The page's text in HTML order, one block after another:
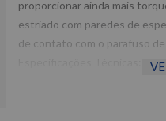
proporcionar ainda mais
estriado com paredes de
de contato com o parafuso
Especificações Técnicas: